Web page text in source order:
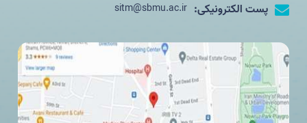
پست الکترونیکی: sitm@sbmu.ac.ir